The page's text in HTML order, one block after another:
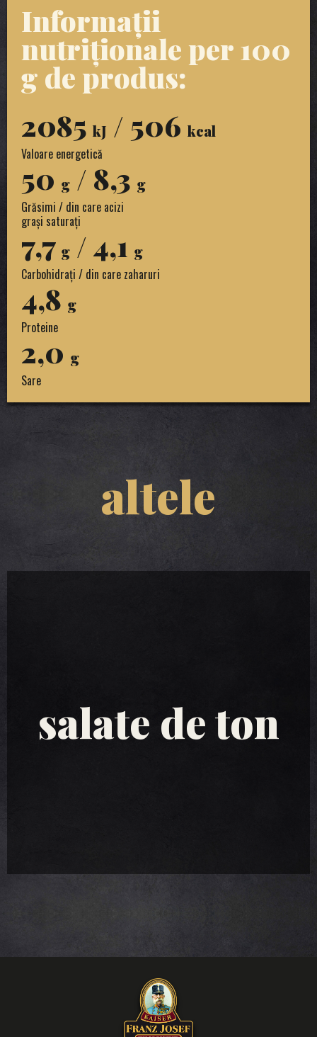
Informații
nutriționale per 100
g de produs:
2085 kJ / 506 kcal
Valoare energetică
50 g / 8,3 g
Grăsimi / din care acizi
grași saturați
7,7 g / 4,1 g
Carbohidrați / din care zaharuri
4,8 g
Proteine
2,0 g
Sare
altele
salate de ton